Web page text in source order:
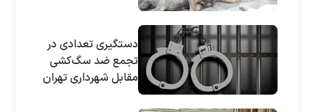
دستگیری تعدادی در
تجمع ضد سگ‌کشی
مقابل شهرداری تهران